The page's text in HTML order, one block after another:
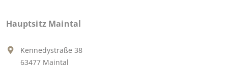
Hauptsitz Maintal
Kennedystraße 38
63477 Maintal